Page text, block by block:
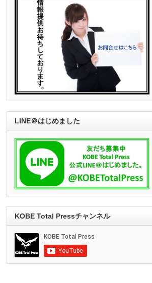
LINE＠はじめました
KOBE Total Pressチャンネル